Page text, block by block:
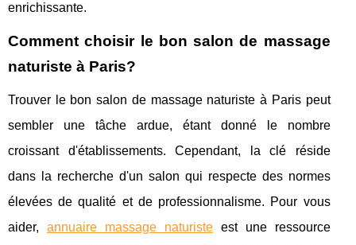
enrichissante.
Comment choisir le bon salon de massage
naturiste à Paris?
Trouver le bon salon de massage naturiste à Paris peut
sembler une tâche ardue, étant donné le nombre
croissant d'établissements. Cependant, la clé réside
dans la recherche d'un salon qui respecte des normes
élevées de qualité et de professionnalisme. Pour vous
aider, annuaire massage naturisteest une ressource